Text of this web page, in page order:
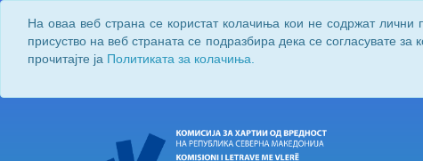
На оваа веб страна се користат колачиња кои не содржат
присуство на веб страната се подразбира дека се согласувате
прочитајте ја Политиката за колачиња.